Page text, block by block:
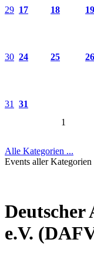
29 17 18 19
30 24 25 26
31
31
1
Alle Kategorien ...
Events aller Kategorien
Deutscher
e.V.